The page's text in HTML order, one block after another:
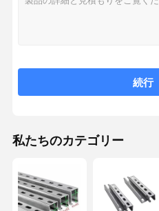
続行
私たちのカテゴリー